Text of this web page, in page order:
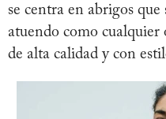
se centra en abrigos
atuendo como cualquier
de alta calidad y con